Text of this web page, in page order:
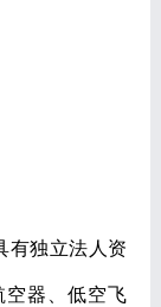
有独立法人资
空器、低空飞